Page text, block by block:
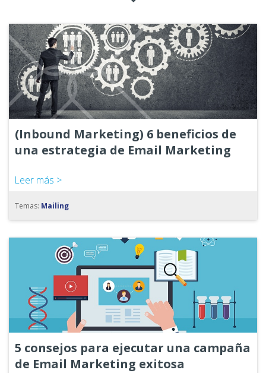
(Inbound Marketing) 6 beneficios de
una estrategia de Email Marketing
Leer más >
Temas: Mailing
5 consejos para ejecutar una campaña
de Email Marketing exitosa